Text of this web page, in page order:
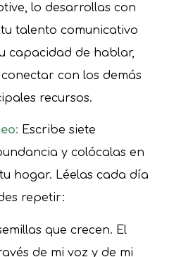
lo desarrollas con
talento comunicativo
capacidad de hablar,
con los demás
recursos.
Escribe siete
y colócalas en
hogar. Léelas cada día
repetir:
que crecen. El
de mi voz y de mi